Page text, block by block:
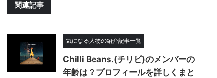
関連記事
気になる人物の紹介記事一覧
Chilli Beans.(チリビ)のメンバーの
年齢は？プロフィールを詳しくまと